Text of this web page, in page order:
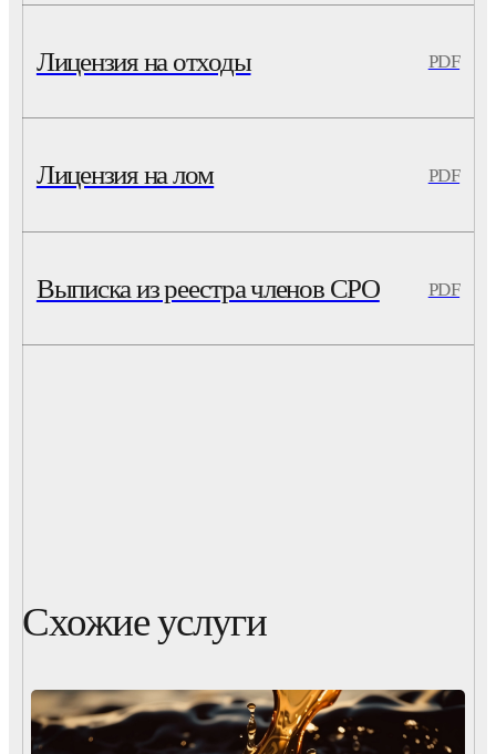
Лицензия на отходы PDF
Лицензия на лом PDF
Выписка из реестра членов СРО PDF
Схожие услуги